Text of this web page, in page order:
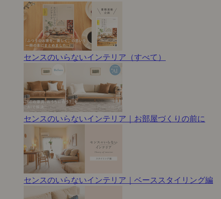
センスのいらないインテリア（すべて）
センスのいらないインテリア｜お部屋づくりの前に
センスのいらないインテリア｜ベーススタイリング編